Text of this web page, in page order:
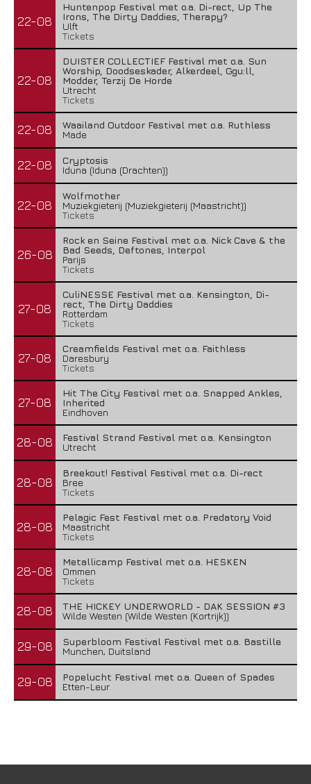
22-08
Huntenpop Festival met o.a. Di-rect, Up The
Irons, The Dirty Daddies, Therapy?
Ulft
Tickets
22-08
DUISTER COLLECTIEF Festival met o.a. Sun
Worship, Doodseskader, Alkerdeel, Ggu:ll,
Modder, Terzij De Horde
Utrecht
Tickets
22-08
Waailand Outdoor Festival met o.a. Ruthless
Made
22-08
Cryptosis
Iduna (Iduna (Drachten))
22-08
Wolfmother
Muziekgieterij (Muziekgieterij (Maastricht))
Tickets
26-08
Rock en Seine Festival met o.a. Nick Cave & the
Bad Seeds, Deftones, Interpol
Parijs
Tickets
27-08
CuliNESSE Festival met o.a. Kensington, Di-
rect, The Dirty Daddies
Rotterdam
Tickets
27-08
Creamfields Festival met o.a. Faithless
Daresbury
Tickets
27-08
Hit The City Festival met o.a. Snapped Ankles,
Inherited
Eindhoven
28-08
Festival Strand Festival met o.a. Kensington
Utrecht
28-08
Breekout! Festival Festival met o.a. Di-rect
Bree
Tickets
28-08
Pelagic Fest Festival met o.a. Predatory Void
Maastricht
Tickets
28-08
Metallicamp Festival met o.a. HESKEN
Ommen
Tickets
28-08
THE HICKEY UNDERWORLD - DAK SESSION #3
Wilde Westen (Wilde Westen (Kortrijk))
29-08
Superbloom Festival Festival met o.a. Bastille
Munchen, Duitsland
29-08
Popelucht Festival met o.a. Queen of Spades
Etten-Leur